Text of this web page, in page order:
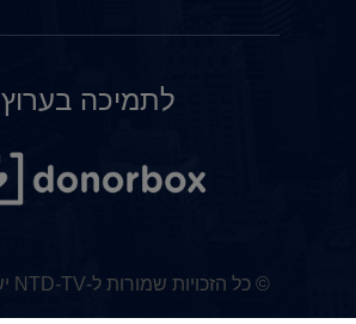
לתמיכה בערוץ
© כל הזכויות שמורות ל-NTD-TV ישראל בע״מ